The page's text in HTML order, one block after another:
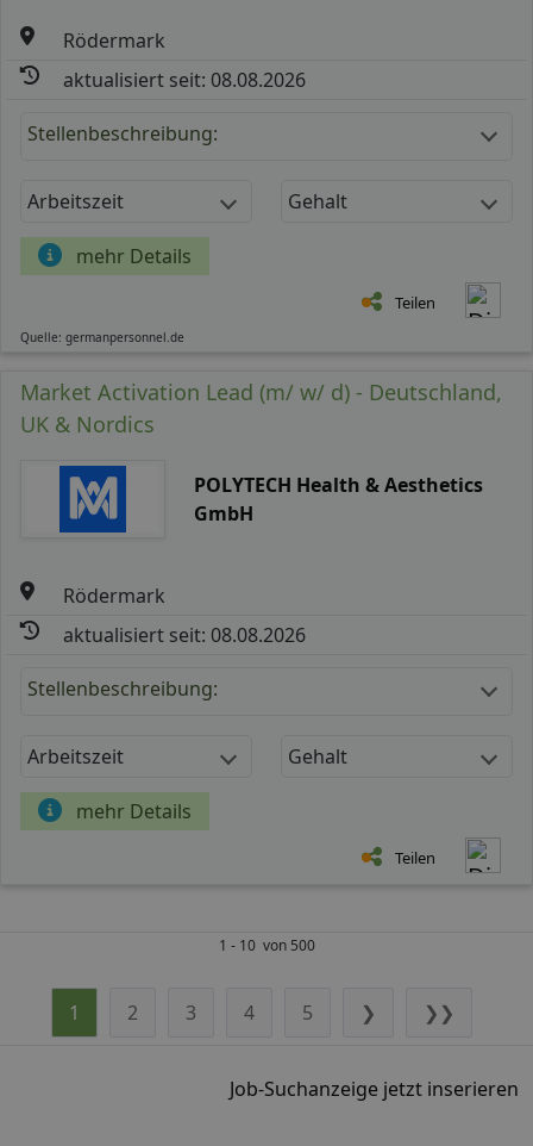
Rödermark
aktualisiert seit: 08.08.2026
Stellenbeschreibung:
Arbeitszeit Gehalt
mehr Details
Teilen
Quelle: germanpersonnel.de
Market Activation Lead (m/ w/ d) - Deutschland,
UK & Nordics
POLYTECH Health & Aesthetics
GmbH
Rödermark
aktualisiert seit: 08.08.2026
Stellenbeschreibung:
Arbeitszeit Gehalt
mehr Details
Teilen
1 - 10 von 500
1 2 3 4 5 ❯ ❯❯
Job-Suchanzeige jetzt inserieren